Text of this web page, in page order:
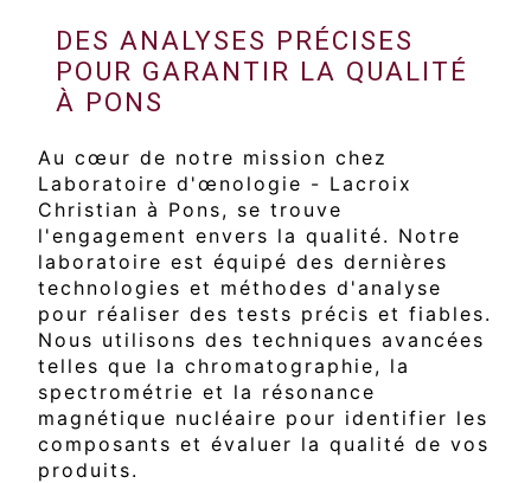
DES ANALYSES PRÉCISES
POUR GARANTIR LA QUALITÉ
À PONS
Au cœur de notre mission chez
Laboratoire d'œnologie - Lacroix
Christian à Pons, se trouve
l'engagement envers la qualité. Notre
laboratoire est équipé des dernières
technologies et méthodes d'analyse
pour réaliser des tests précis et fiables.
Nous utilisons des techniques avancées
telles que la chromatographie, la
spectrométrie et la résonance
magnétique nucléaire pour identifier les
composants et évaluer la qualité de vos
produits.